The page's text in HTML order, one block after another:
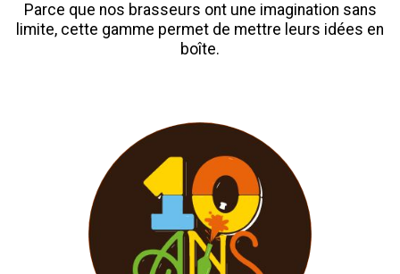
Parce que nos brasseurs ont une imagination sans
limite, cette gamme permet de mettre leurs idées en
boîte.